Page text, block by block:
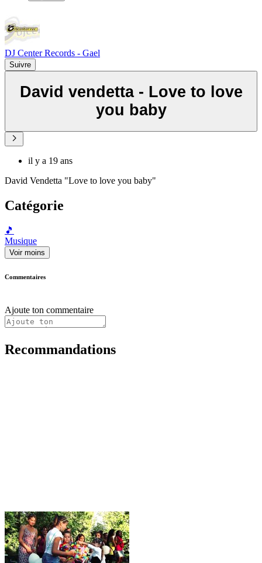
DJ Center Records - Gael
Suivre
David vendetta - Love to love
you baby
il y a 19 ans
David Vendetta "Love to love you baby"
Catégorie
🎵
Musique
Voir moins
Commentaires
Ajoute ton commentaire
Recommandations